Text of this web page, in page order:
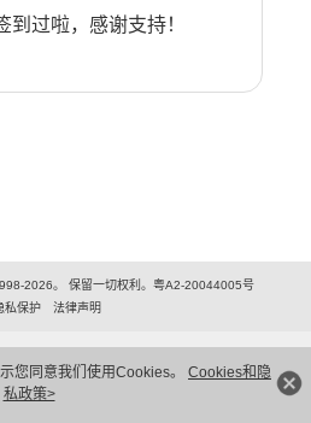
您同意我们使用Cookies。 Cookies和隐
私政策>
到过啦，感谢支持！
2026。 保留一切权利。粤A2-20044005号
私保护
法律声明